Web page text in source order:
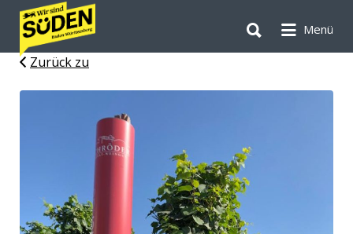
Suchen
nach:
Menü
Suchen
nach:
Zurück zu